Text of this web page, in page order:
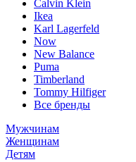
Calvin Klein
Ikea
Karl Lagerfeld
Now
New Balance
Puma
Timberland
Tommy Hilfiger
Все бренды
Мужчинам
Женщинам
Детям